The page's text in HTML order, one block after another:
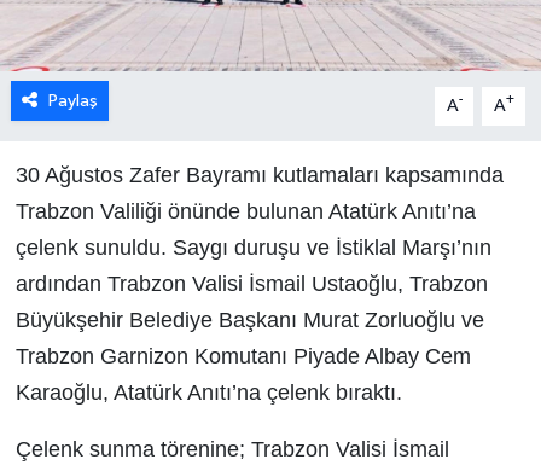
Paylaş A- A+
30 Ağustos Zafer Bayramı kutlamaları kapsamında
Trabzon Valiliği önünde bulunan Atatürk Anıtı’na
çelenk sunuldu. Saygı duruşu ve İstiklal Marşı’nın
ardından Trabzon Valisi İsmail Ustaoğlu, Trabzon
Büyükşehir Belediye Başkanı Murat Zorluoğlu ve
Trabzon Garnizon Komutanı Piyade Albay Cem
Karaoğlu, Atatürk Anıtı’na çelenk bıraktı.
Çelenk sunma törenine; Trabzon Valisi İsmail